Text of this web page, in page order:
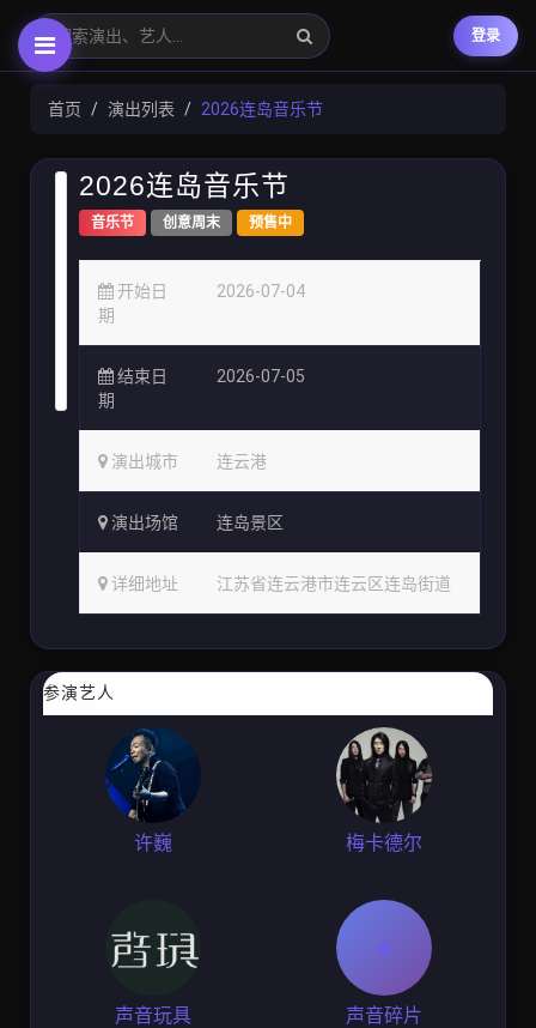
登录
首页 演出列表 2026连岛音乐节
2026连岛音乐节
音乐节 创意周末 预售中
开始日
期
2026-07-04
结束日
期
2026-07-05
演出城市 连云港
演出场馆 连岛景区
详细地址 江苏省连云港市连云区连岛街道
参演艺人
许巍 梅卡德尔
声音玩具 声音碎片